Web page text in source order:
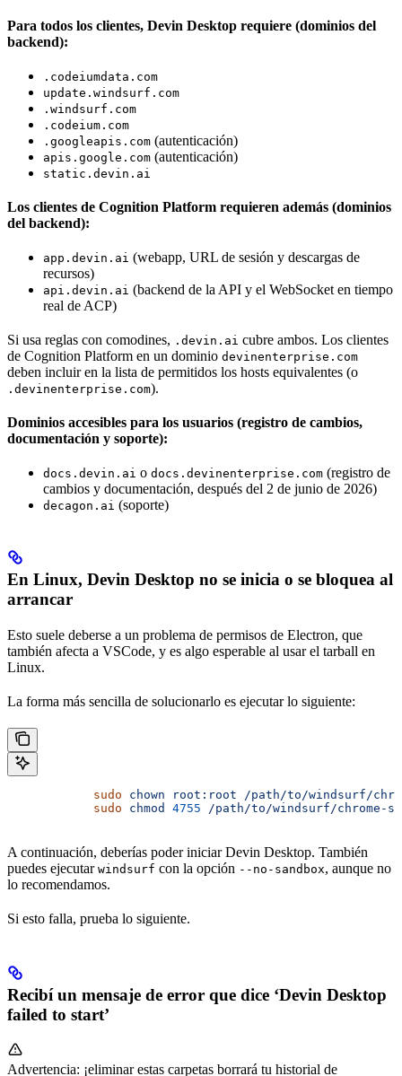
Para todos los clientes, Devin Desktop requiere (dominios del
backend):
.codeiumdata.com
update.windsurf.com
.windsurf.com
.codeium.com
.googleapis.com (autenticación)
apis.google.com (autenticación)
static.devin.ai
Los clientes de Cognition Platform requieren además (dominios
del backend):
app.devin.ai (webapp, URL de sesión y descargas de
recursos)
api.devin.ai (backend de la API y el WebSocket en tiempo
real de ACP)
Si usa reglas con comodines, .devin.ai cubre ambos. Los clientes
de Cognition Platform en un dominio devinenterprise.com
deben incluir en la lista de permitidos los hosts equivalentes (o
.devinenterprise.com).
Dominios accesibles para los usuarios (registro de cambios,
documentación y soporte):
docs.devin.ai o docs.devinenterprise.com (registro de
cambios y documentación, después del 2 de junio de 2026)
decagon.ai (soporte)
En Linux, Devin Desktop no se inicia o se bloquea al
arrancar
Esto suele deberse a un problema de permisos de Electron, que
también afecta a VSCode, y es algo esperable al usar el tarball en
Linux.
La forma más sencilla de solucionarlo es ejecutar lo siguiente:
            sudo
chown root:root /path/to/windsurf/
            sudo
chmod 4755 /path/to/windsurf/chrome-
A continuación, deberías poder iniciar Devin Desktop. También
puedes ejecutar windsurf con la opción --no-sandbox, aunque no
lo recomendamos.
Si esto falla, prueba lo siguiente.
Recibí un mensaje de error que dice ‘Devin Desktop
failed to start’
Advertencia: ¡eliminar estas carpetas borrará tu historial de